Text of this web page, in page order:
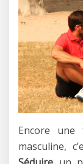
Encore
masculine,